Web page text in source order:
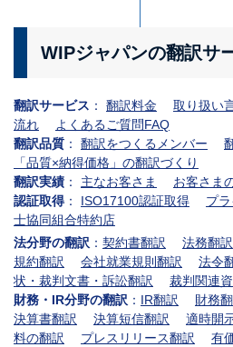
WIPジャパンの翻訳サ
翻訳サービス ： 翻訳料金 取り扱い
流れ
よくあるご質問FAQ
翻訳品質 ： 翻訳をつくるメンバー
「品質×納得価格」の翻訳づくり
翻訳実績 ： 主なお客さま お客さま
認証取得 ： ISO17100認証取得 プ
士協同組合特約店
法分野の翻訳 ： 契約書翻訳 法務翻訳
規約翻訳
会社就業規則翻訳 法令
状・裁判文書・訴訟翻訳
裁判関連
財務・IR分野の翻訳 ： IR翻訳 財務
決算書翻訳
決算短信翻訳 適時開
料の翻訳
プレスリリース翻訳 有